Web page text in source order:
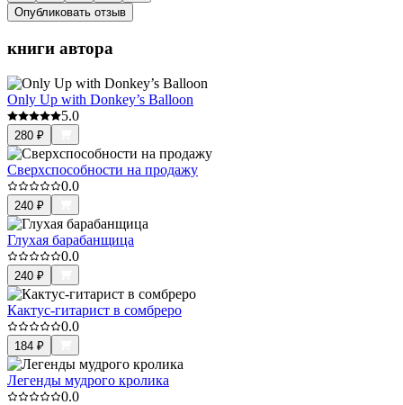
Опубликовать отзыв
книги автора
Only Up with Donkey’s Balloon
5.0
280 ₽
Сверхспособности на продажу
0.0
240 ₽
Глухая барабанщица
0.0
240 ₽
Кактус-гитарист в сомбреро
0.0
184 ₽
Легенды мудрого кролика
0.0